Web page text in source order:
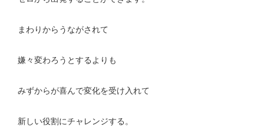
まわりからうながされて
嫌々変わろうとするよりも
みずからが喜んで変化を受け入れて
新しい役割にチャレンジする。